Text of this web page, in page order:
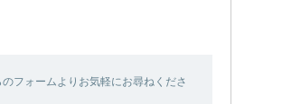
フォームよりお気軽にお尋ねくださ